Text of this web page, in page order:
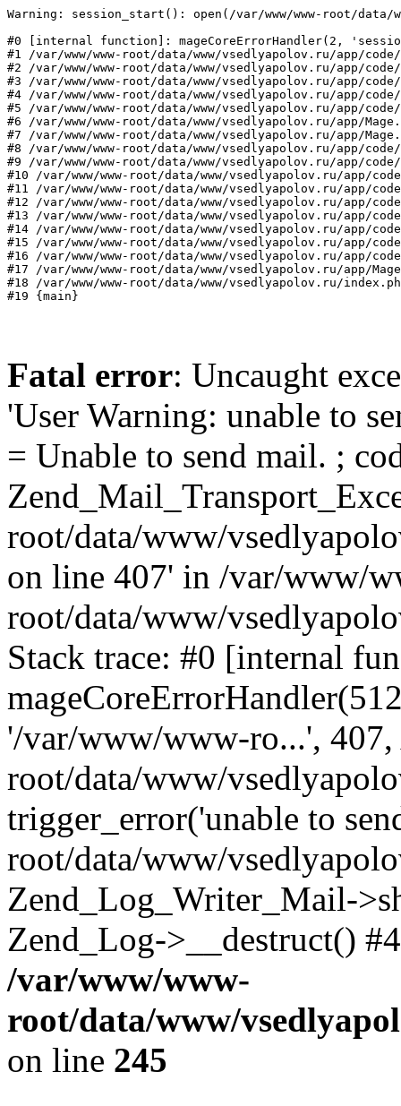
Warning: session_start(): open(/var/www/www-root/data/
#0 [internal function]: mageCoreErrorHandler(2,
#1 /var/www/www-root/data/www/vsedlyapolov.ru/app/
#2 /var/www/www-root/data/www/vsedlyapolov.ru/app/
#3 /var/www/www-root/data/www/vsedlyapolov.ru/app/
#4 /var/www/www-root/data/www/vsedlyapolov.ru/app/
#5 /var/www/www-root/data/www/vsedlyapolov.ru/app/
#6 /var/www/www-root/data/www/vsedlyapolov.ru/app/
#7 /var/www/www-root/data/www/vsedlyapolov.ru/app/
#8 /var/www/www-root/data/www/vsedlyapolov.ru/app/
#9 /var/www/www-root/data/www/vsedlyapolov.ru/app/
#10 /var/www/www-root/data/www/vsedlyapolov.ru/app/
#11 /var/www/www-root/data/www/vsedlyapolov.ru/app/
#12 /var/www/www-root/data/www/vsedlyapolov.ru/app/
#13 /var/www/www-root/data/www/vsedlyapolov.ru/app/
#14 /var/www/www-root/data/www/vsedlyapolov.ru/app/
#15 /var/www/www-root/data/www/vsedlyapolov.ru/app/
#16 /var/www/www-root/data/www/vsedlyapolov.ru/app/
#17 /var/www/www-root/data/www/vsedlyapolov.ru/app/
#18 /var/www/www-root/data/www/vsedlyapolov.ru/
#19 {main}
Fatal error: Uncaught
'User Warning: unable to
= Unable to send mail. ;
root/data/www/
on line 407' in /var/www/
root/data/www/
Stack trace: #0 [internal
'/var/www/www-ro...',
root/data/www/
trigger_error('unable to
root/data/www/
Zend_Log_Writer_Mail-
Zend_Log->__destruct()
/var/www/www-
root/data/www/
on line 245